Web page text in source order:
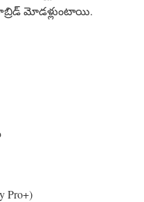
మోడళ్లుంటాయి.
Pro+)